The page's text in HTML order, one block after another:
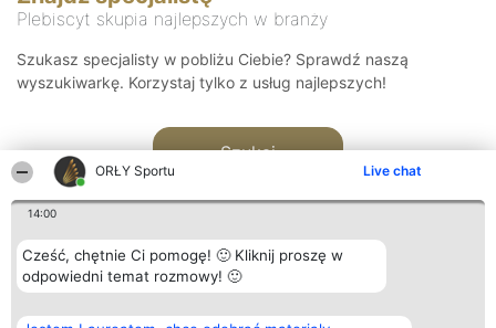
ORŁY Sportu Live chat
14:00
Cześć, chętnie Ci pomogę! 🙂 Kliknij proszę w
odpowiedni temat rozmowy! 🙂
Plebiscyt skupia najlepszych w branży
Szukasz specjalisty w pobliżu Ciebie? Sprawdź naszą
wyszukiwarkę. Korzystaj tylko z usług najlepszych!
Szukaj
Organizator plebiscytu Plebiscyt Kontakt